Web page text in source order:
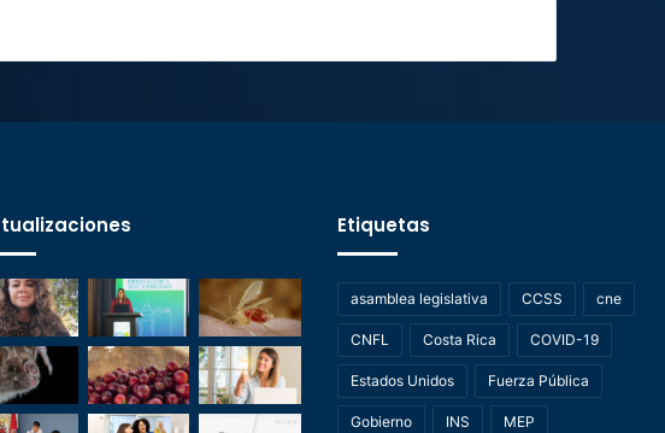
Etiquetas
asamblea legislativa CCSS cne
CNFL Costa Rica COVID-19
Estados Unidos Fuerza Pública
Gobierno INS MEP